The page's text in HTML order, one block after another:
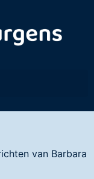
van Barbara